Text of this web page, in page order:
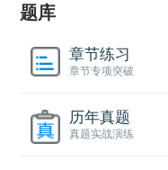
题库
章节练习
章节专项突破
历年真题
真题实战演练